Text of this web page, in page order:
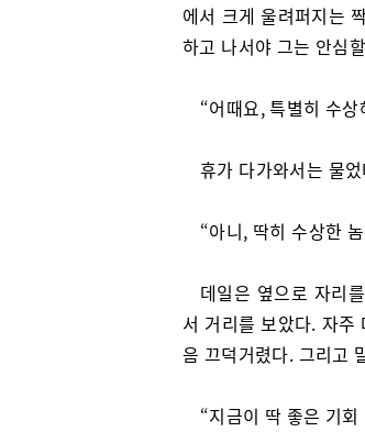
에서 크게 울려퍼지는
하고 나서야 그는 안심
“어때요, 특별히 수
휴가 다가와서는 물
“아니, 딱히 수상한
데일은 옆으로 자리
서 거리를 보았다. 자주
음 끄덕거렸다. 그리고
“지금이 딱 좋은 기